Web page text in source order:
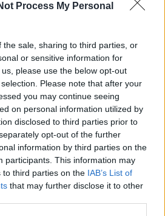
Process My Personal
the sale, sharing to third parties, or
or sensitive information for
please use the below opt-out
Please note that after your
you may continue seeing
on personal information utilized by
disclosed to third parties prior to
opt-out of the further
information by third parties on the
participants. This information may
to third parties on the IAB’s List of
that may further disclose it to other